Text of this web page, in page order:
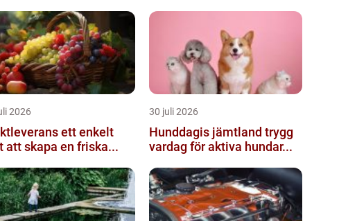
2026
ett enkelt
att skapa en friska...
30 juli 2026
Hunddagis jämtland trygg
vardag för aktiva hundar...